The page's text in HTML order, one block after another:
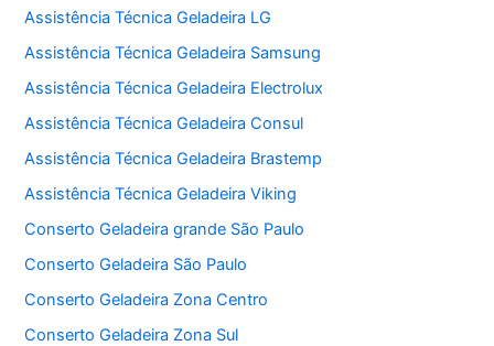
Assistência Técnica Geladeira LG
Assistência Técnica Geladeira Samsung
Assistência Técnica Geladeira Electrolux
Assistência Técnica Geladeira Consul
Assistência Técnica Geladeira Brastemp
Assistência Técnica Geladeira Viking
Conserto Geladeira grande São Paulo
Conserto Geladeira São Paulo
Conserto Geladeira Zona Centro
Conserto Geladeira Zona Sul